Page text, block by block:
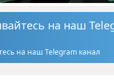
на наш
на наш Telegram канал